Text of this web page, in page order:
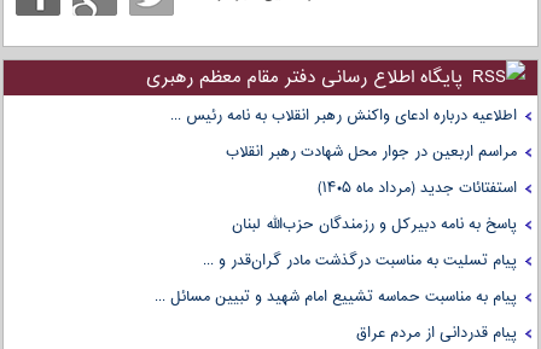
پایگاه اطلاع رسانی دفتر مقام معظم رهبری
اطلاعیه درباره ادعای واکنش رهبر انقلاب به نامه رئیس ...
مراسم اربعین در جوار محل شهادت رهبر انقلاب
استفتائات جدید (مرداد ماه ۱۴۰۵)
پاسخ به نامه دبیرکل و رزمندگان حزب‌الله لبنان
پیام تسلیت به مناسبت درگذشت مادر گران‌قدر و ...
پیام به مناسبت حماسه تشییع امام شهید و تبیین مسائل ...
پیام قدردانی از مردم عراق